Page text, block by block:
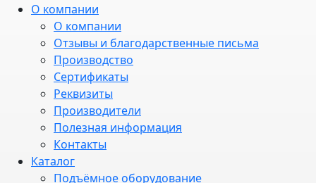
О компании
О компании
Отзывы и благодарственные письма
Производство
Сертификаты
Реквизиты
Производители
Полезная информация
Контакты
Каталог
Подъёмное оборудование